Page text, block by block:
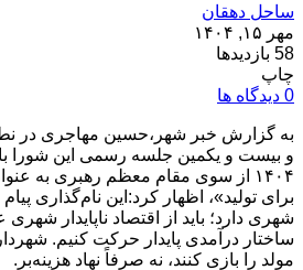
ساحل دهقان
مهر ۱۵, ۱۴۰۴
58 بازدیدها
چاپ
0 دیدگاه ها
به گزارش خبر شهر،حسین مهاجری در
و بیست و یکمین جلسه رسمی این شورا
۱۴۰۴ از سوی مقام معظم رهبری به
برای تولید»، اظهار کرد:این نام‌گذاری
شهری دارد؛ باید از اقتصاد ناپایدار
ساختار درآمدی پایدار حرکت کنیم.
مولد را بازی کنند، نه صرفاً نهاد هزینه‌بر.